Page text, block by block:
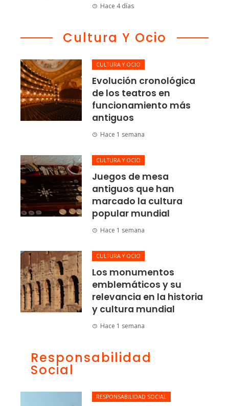
Hace 4 días
Cultura Y Ocio
CULTURA Y OCIO
Evolución cronológica
de los teatros en
funcionamiento más
antiguos
Hace 1 semana
CULTURA Y OCIO
Juegos de mesa
antiguos que han
marcado la cultura
popular mundial
Hace 1 semana
CULTURA Y OCIO
Los monumentos
emblemáticos y su
relevancia en la historia
y cultura mundial
Hace 1 semana
Responsabilidad
Social
RESPONSABILIDAD SOCIAL